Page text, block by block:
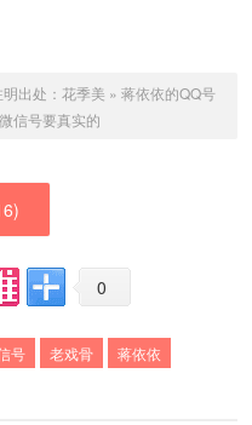
出处： 花季美 » 蒋依依的QQ号
信号要真实的
)
0
号 老戏骨 蒋依依